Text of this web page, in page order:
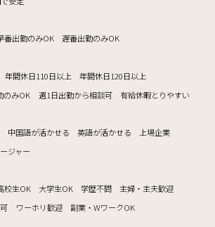
番出勤のみOK
遅番出勤のみOK
年間休日110日以上
年間休日120日以上
のみOK 週1日出勤から相談可
有給休暇とりやすい
中国語が活かせる 英語が活かせる
上場企業
ジャー
校生OK 大学生OK 学歴不問
主婦・主夫歓迎
ワーホリ歓迎
副業・WワークOK